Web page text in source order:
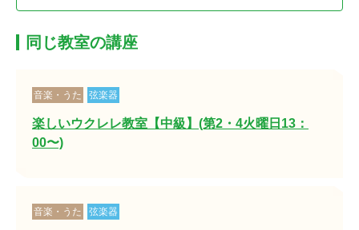
同じ教室の講座
音楽・うた 弦楽器
楽しいウクレレ教室【中級】(第2・4火曜日13：
00〜)
音楽・うた 弦楽器